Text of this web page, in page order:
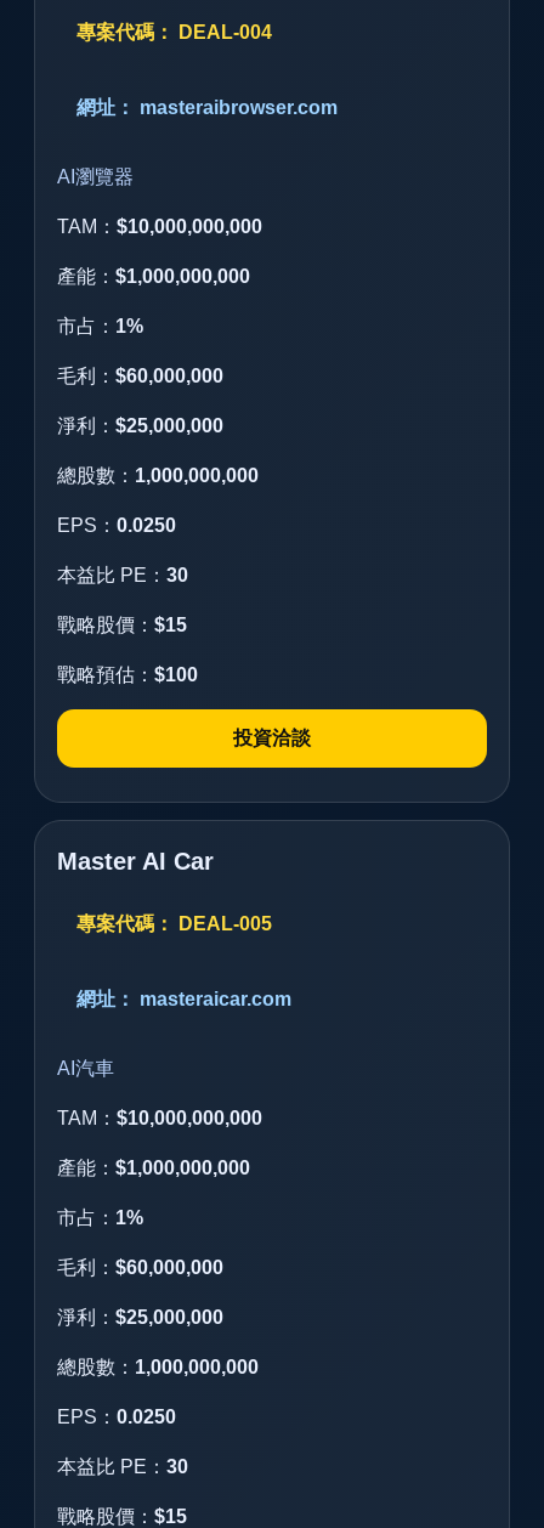
專案代碼： DEAL-004
網址： masteraibrowser.com
AI瀏覽器
TAM： $10,000,000,000
產能： $1,000,000,000
市占： 1%
毛利： $60,000,000
淨利： $25,000,000
總股數： 1,000,000,000
EPS： 0.0250
本益比 PE： 30
戰略股價： $15
戰略預估： $100
投資洽談
Master AI Car
專案代碼： DEAL-005
網址： masteraicar.com
AI汽車
TAM： $10,000,000,000
產能： $1,000,000,000
市占： 1%
毛利： $60,000,000
淨利： $25,000,000
總股數： 1,000,000,000
EPS： 0.0250
本益比 PE： 30
戰略股價： $15